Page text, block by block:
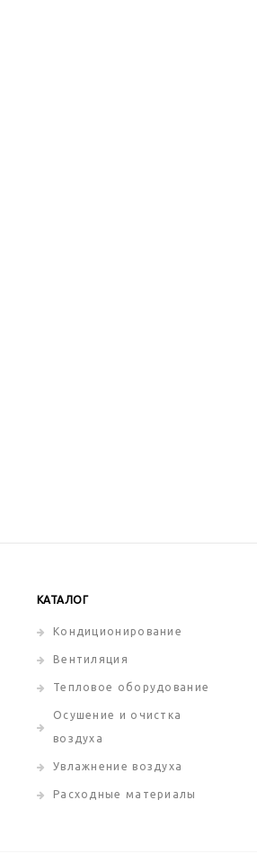
КАТАЛОГ
Кондиционирование
Вентиляция
Тепловое оборудование
Осушение и очистка
воздуха
Увлажнение воздуха
Расходные материалы